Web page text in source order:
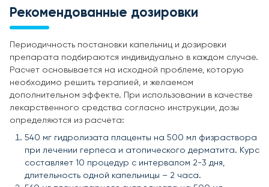
Рекомендованные дозировки
Периодичность постановки капельниц и дозировки
препарата подбираются индивидуально в каждом случае.
Расчет основывается на исходной проблеме, которую
необходимо решить терапией, и желаемом
дополнительном эффекте. При использовании в качестве
лекарственного средства согласно инструкции, дозы
определяются из расчета:
540 мг гидролизата плаценты на 500 мл физраствора
при лечении герпеса и атопического дерматита. Курс
составляет 10 процедур с интервалом 2-3 дня,
длительность одной капельницы – 2 часа.